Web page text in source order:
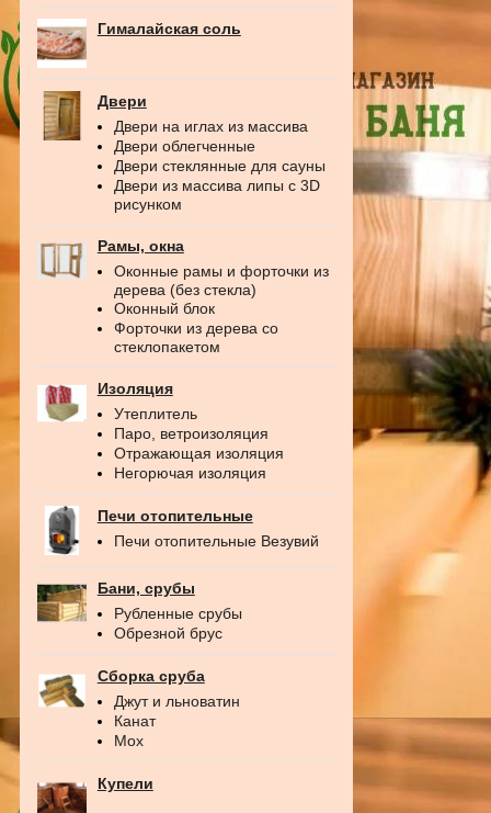
Гималайская соль
Двери
Двери на иглах из массива
Двери облегченные
Двери стеклянные для сауны
Двери из массива липы с 3D
рисунком
Рамы, окна
Оконные рамы и форточки из
дерева (без стекла)
Оконный блок
Форточки из дерева со
стеклопакетом
Изоляция
Утеплитель
Паро, ветроизоляция
Отражающая изоляция
Негорючая изоляция
Печи отопительные
Печи отопительные Везувий
Бани, срубы
Рубленные срубы
Обрезной брус
Сборка сруба
Джут и льноватин
Канат
Мох
Купели